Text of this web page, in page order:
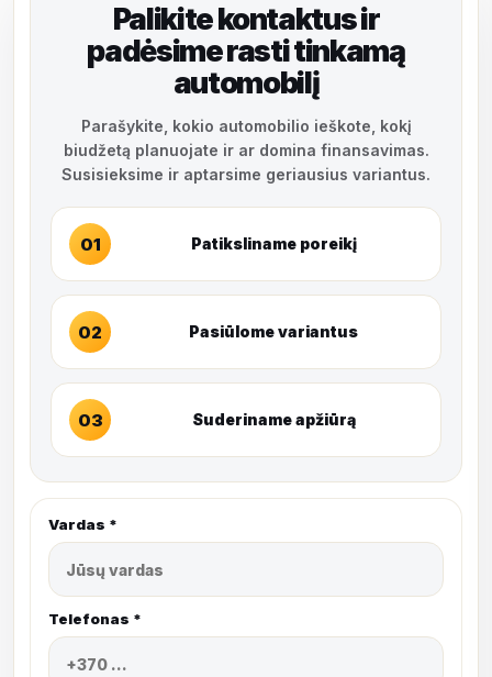
Palikite kontaktus ir
padėsime rasti tinkamą
automobilį
Parašykite, kokio automobilio ieškote, kokį
biudžetą planuojate ir ar domina finansavimas.
Susisieksime ir aptarsime geriausius variantus.
01 Patiksliname poreikį
02 Pasiūlome variantus
03 Suderiname apžiūrą
Vardas *
Telefonas *